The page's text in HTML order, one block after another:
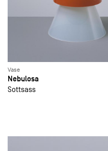
Vase
Nebulosa
Sottsass